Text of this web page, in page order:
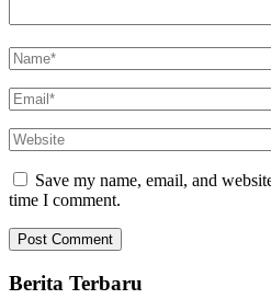
Save my name, email, and
time I comment.
Berita Terbaru